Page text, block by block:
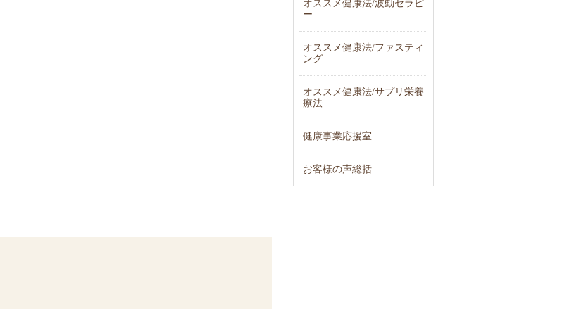
オススメ健康法/波動セラピ
ー
オススメ健康法/ファスティ
ング
オススメ健康法/サプリ栄養
療法
健康事業応援室
お客様の声総括